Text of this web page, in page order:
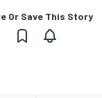
Or Save This Story